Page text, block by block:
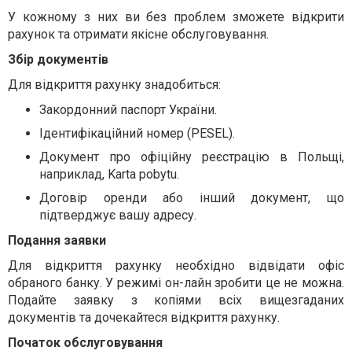
У кожному з них ви без проблем зможете відкрити
рахунок та отримати якісне обслуговування.
Збір документів
Для відкриття рахунку знадобиться:
Закордонний паспорт України.
Ідентифікаційний номер (PESEL).
Документ про офіційну реєстрацію в Польщі,
наприклад, Karta pobytu.
Договір оренди або інший документ, що
підтверджує вашу адресу.
Подання заявки
Для відкриття рахунку необхідно відвідати офіс
обраного банку. У режимі он-лайн зробити це не можна.
Подайте заявку з копіями всіх вищезгаданих
документів та дочекайтеся відкриття рахунку.
Початок обслуговування